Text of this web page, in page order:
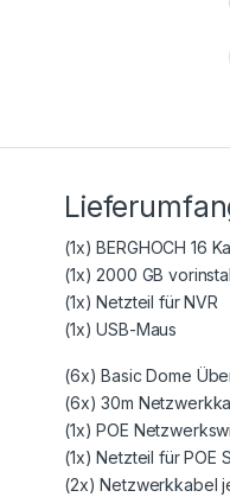
(1x) BERGHOCH 16
(1x) 2000 GB
(1x) Netzteil für NVR
(1x) USB-Maus
(6x) Basic Dome
(6x) 30m
(1x) POE
(1x) Netzteil für POE
(2x) Netzwerkkabel